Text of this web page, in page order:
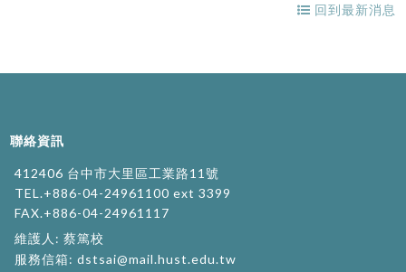
回到最新消息
聯絡資訊
412406 台中市大里區工業路11號
TEL.+886-04-24961100 ext 3399
FAX.+886-04-24961117
維護人: 蔡篤校
服務信箱:dstsai@mail.hust.edu.tw